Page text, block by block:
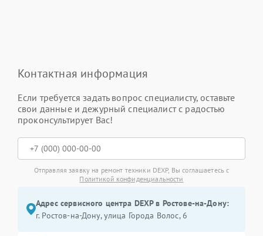
Контактная информация
Если требуется задать вопрос специалисту, оставьте
свои данные и дежурный специалист с радостью
проконсультирует Вас!
Отправляя заявку на ремонт техники DEXP, Вы соглашаетесь с
Политикой конфиденциальности
Адрес сервисного центра DEXP в Ростове-на-Дону:
г. Ростов-на-Дону, улица Города Волос, 6